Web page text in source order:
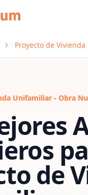
Proyecto de
Unifamiliar - Obra
de